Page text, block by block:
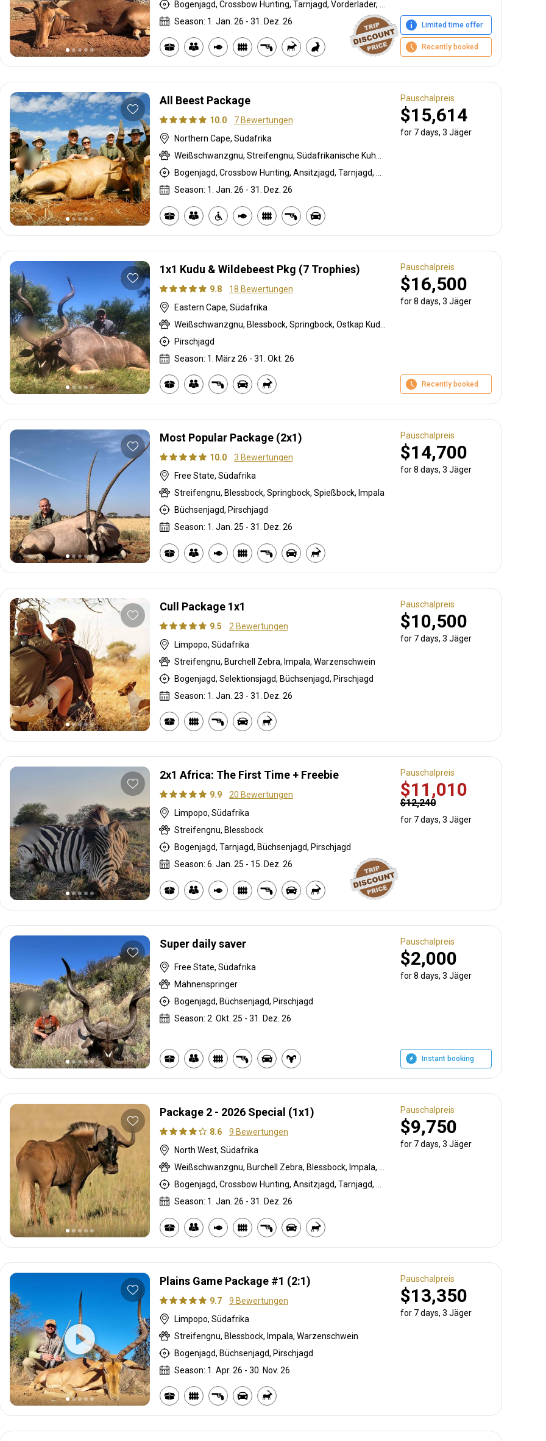
Season: 1. Jan. 26 - 31. Dez. 26
Limited time offer
Recently booked
All Beest Package
10.0
7 Bewertungen
Northern Cape, Südafrika
Season: 1. Jan. 26 - 31. Dez. 26
Pauschalpreis
$15,614
for 7 days, 3 Jäger
1x1 Kudu & Wildebeest Pkg (7 Trophies)
9.8
18 Bewertungen
Eastern Cape, Südafrika
Pirschjagd
Season: 1. März 26 - 31. Okt. 26
Pauschalpreis
$16,500
for 8 days, 3 Jäger
Recently booked
Most Popular Package (2x1)
10.0
3 Bewertungen
Free State, Südafrika
Streifengnu, Blessbock, Springbock, Spießbock, Impala
Büchsenjagd, Pirschjagd
Season: 1. Jan. 25 - 31. Dez. 26
Pauschalpreis
$14,700
for 8 days, 3 Jäger
Cull Package 1x1
9.5
2 Bewertungen
Limpopo, Südafrika
Streifengnu, Burchell Zebra, Impala, Warzenschwein
Bogenjagd, Selektionsjagd, Büchsenjagd, Pirschjagd
Season: 1. Jan. 23 - 31. Dez. 26
Pauschalpreis
$10,500
for 7 days, 3 Jäger
2x1 Africa: The First Time + Freebie
9.9
20 Bewertungen
Limpopo, Südafrika
Streifengnu, Blessbock
Bogenjagd, Tarnjagd, Büchsenjagd, Pirschjagd
Season: 6. Jan. 25 - 15. Dez. 26
Pauschalpreis
$11,010
$12,240
for 7 days, 3 Jäger
Super daily saver
Free State, Südafrika
Mähnenspringer
Bogenjagd, Büchsenjagd, Pirschjagd
Season: 2. Okt. 25 - 31. Dez. 26
Pauschalpreis
$2,000
for 8 days, 3 Jäger
Instant booking
Package 2 - 2026 Special (1x1)
8.6
9 Bewertungen
North West, Südafrika
Season: 1. Jan. 26 - 31. Dez. 26
Pauschalpreis
$9,750
for 7 days, 3 Jäger
Plains Game Package #1 (2:1)
9.7
9 Bewertungen
Limpopo, Südafrika
Streifengnu, Blessbock, Impala, Warzenschwein
Bogenjagd, Büchsenjagd, Pirschjagd
Season: 1. Apr. 26 - 30. Nov. 26
Pauschalpreis
$13,350
for 7 days, 3 Jäger